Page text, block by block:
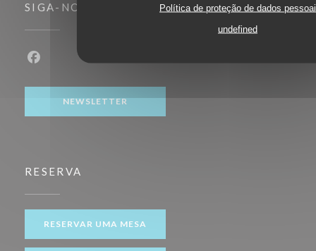
Política de proteção de dados
undefined
SIGA-NOS
NEWSLETTER
RESERVA
RESERVAR UMA MESA